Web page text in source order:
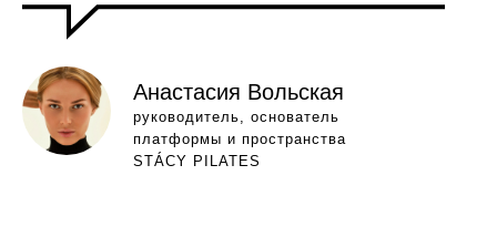
Анастасия Вольская
руководитель, основатель
платформы и пространства
STÁCY PILATES